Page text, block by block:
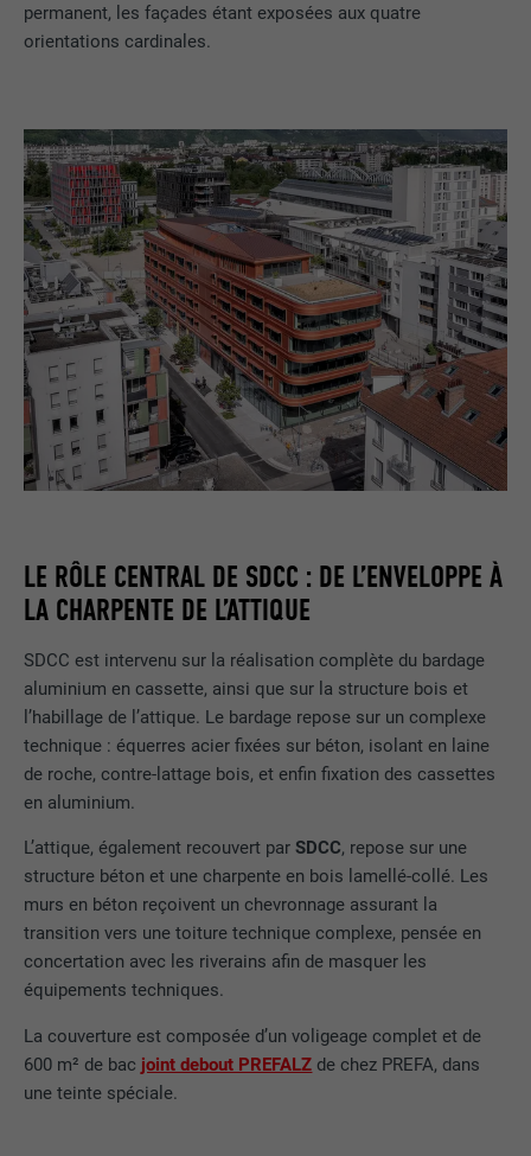
permanent, les façades étant exposées aux quatre
orientations cardinales.
LE RÔLE CENTRAL DE SDCC : DE L’ENVELOPPE À
LA CHARPENTE DE L’ATTIQUE
SDCC est intervenu sur la réalisation complète du bardage
aluminium en cassette, ainsi que sur la structure bois et
l’habillage de l’attique. Le bardage repose sur un complexe
technique : équerres acier fixées sur béton, isolant en laine
de roche, contre-lattage bois, et enfin fixation des cassettes
en aluminium.
L’attique, également recouvert parSDCC, repose sur une
structure béton et une charpente en bois lamellé-collé. Les
murs en béton reçoivent un chevronnage assurant la
transition vers une toiture technique complexe, pensée en
concertation avec les riverains afin de masquer les
équipements techniques.
La couverture est composée d’un voligeage complet et de
600 m² de bac joint debout PREFALZ de chez PREFA, dans
une teinte spéciale.